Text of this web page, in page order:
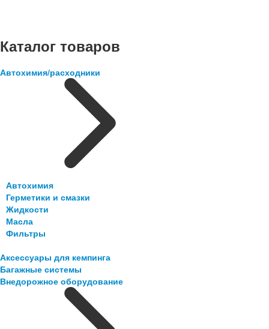
Каталог товаров
Автохимия/расходники
Автохимия
Герметики и смазки
Жидкости
Масла
Фильтры
Аксессуары для кемпинга
Багажные системы
Внедорожное оборудование